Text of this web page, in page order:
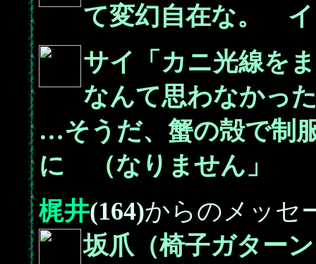
て変幻自在な。 イ
サイ「カニ光線を
なんて思わなかっ
…そうだ、蟹の殻で制
に （なりません」
梶井(164)からのメッセ
坂爪（椅子ガター